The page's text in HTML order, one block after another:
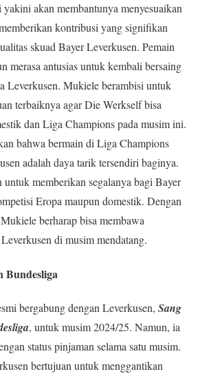
akan membantunya menyesuaikan
kontribusi yang signifikan
skuad Bayer Leverkusen. Pemain
merasa antusias untuk kembali bersaing
Leverkusen. Mukiele berambisi untuk
terbaiknya agar Die Werkself bisa
dan Liga Champions pada musim ini.
bahwa bermain di Liga Champions
adalah daya tarik tersendiri baginya.
untuk memberikan segalanya bagi Bayer
Eropa maupun domestik. Dengan
berharap bisa membawa
di musim mendatang.
Bundesliga
bergabung dengan Leverkusen, Sang
, untuk musim 2024/25. Namun, ia
status pinjaman selama satu musim.
bertujuan untuk menggantikan